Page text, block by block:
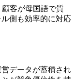
客が母国語で質
側も効率的に対応
データが蓄積され